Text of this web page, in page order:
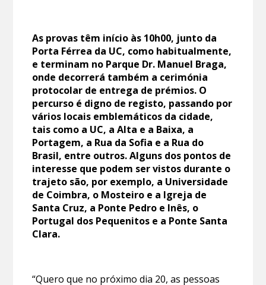
As provas têm início às 10h00, junto da
Porta Férrea da UC, como habitualmente,
e terminam no Parque Dr. Manuel Braga,
onde decorrerá também a cerimónia
protocolar de entrega de prémios. O
percurso é digno de registo, passando por
vários locais emblemáticos da cidade,
tais como a UC, a Alta e a Baixa, a
Portagem, a Rua da Sofia e a Rua do
Brasil, entre outros. Alguns dos pontos de
interesse que podem ser vistos durante o
trajeto são, por exemplo, a Universidade
de Coimbra, o Mosteiro e a Igreja de
Santa Cruz, a Ponte Pedro e Inês, o
Portugal dos Pequenitos e a Ponte Santa
Clara.
“Quero que no próximo dia 20, as pessoas